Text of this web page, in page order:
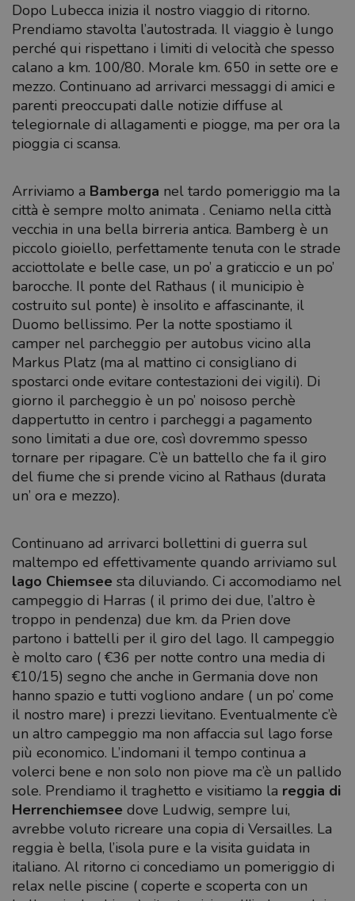
Dopo Lubecca inizia il nostro viaggio di ritorno.
Prendiamo stavolta l’autostrada. Il viaggio è lungo
perché qui rispettano i limiti di velocità che spesso
calano a km. 100/80. Morale km. 650 in sette ore e
mezzo. Continuano ad arrivarci messaggi di amici e
parenti preoccupati dalle notizie diffuse al
telegiornale di allagamenti e piogge, ma per ora la
pioggia ci scansa.
Arriviamo a Bamberga nel tardo pomeriggio ma la
città è sempre molto animata . Ceniamo nella città
vecchia in una bella birreria antica. Bamberg è un
piccolo gioiello, perfettamente tenuta con le strade
acciottolate e belle case, un po’ a graticcio e un po’
barocche. Il ponte del Rathaus ( il municipio è
costruito sul ponte) è insolito e affascinante, il
Duomo bellissimo. Per la notte spostiamo il
camper nel parcheggio per autobus vicino alla
Markus Platz (ma al mattino ci consigliano di
spostarci onde evitare contestazioni dei vigili). Di
giorno il parcheggio è un po’ noisoso perchè
dappertutto in centro i parcheggi a pagamento
sono limitati a due ore, così dovremmo spesso
tornare per ripagare. C’è un battello che fa il giro
del fiume che si prende vicino al Rathaus (durata
un’ ora e mezzo).
Continuano ad arrivarci bollettini di guerra sul
maltempo ed effettivamente quando arriviamo sul
lago Chiemsee sta diluviando. Ci accomodiamo nel
campeggio di Harras ( il primo dei due, l’altro è
troppo in pendenza) due km. da Prien dove
partono i battelli per il giro del lago. Il campeggio
è molto caro ( €36 per notte contro una media di
€10/15) segno che anche in Germania dove non
hanno spazio e tutti vogliono andare ( un po’ come
il nostro mare) i prezzi lievitano. Eventualmente c’è
un altro campeggio ma non affaccia sul lago forse
più economico. L’indomani il tempo continua a
volerci bene e non solo non piove ma c’è un pallido
sole. Prendiamo il traghetto e visitiamo la reggia di
Herrenchiemsee dove Ludwig, sempre lui,
avrebbe voluto ricreare una copia di Versailles. La
reggia è bella, l’isola pure e la visita guidata in
italiano. Al ritorno ci concediamo un pomeriggio di
relax nelle piscine ( coperte e scoperta con un